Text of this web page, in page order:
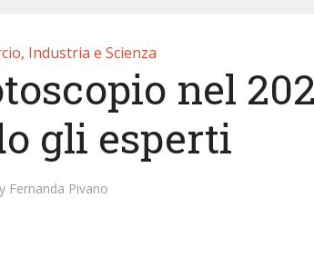
Industria e Scienza
nel
gli esperti
Fernanda Pivano